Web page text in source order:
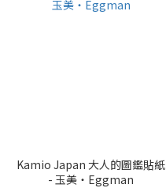
Kamio Japan 大人的圖鑑貼紙
- 玉美・Eggman